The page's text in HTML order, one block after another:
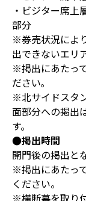
・ビジター席上
部分
※券売状況によ
出できないエリ
※掲出にあたっ
ださい｡
※北サイドスタ
面部分への掲出
す。
●掲出時間
開門後の掲出と
※掲出にあたっ
ください。
※横断幕を取り